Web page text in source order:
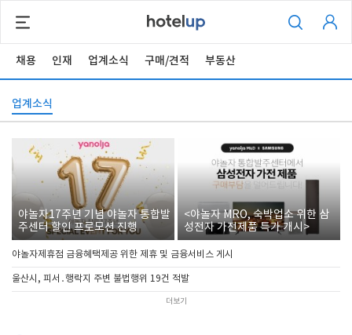
채용 인재 업계소식 구매/견적 부동산
업계소식
야놀자17주년 기념 야놀자 통합발
주센터 할인 프로모션 진행
<야놀자 MRO, 숙박업소 위한 삼
성전자 가전제품 특가 개시>
야놀자제휴점 금융혜택제공 위한 제휴 및 금융서비스 게시
울산시, 피서․행락지 주변 불법행위 19건 적발
더보기